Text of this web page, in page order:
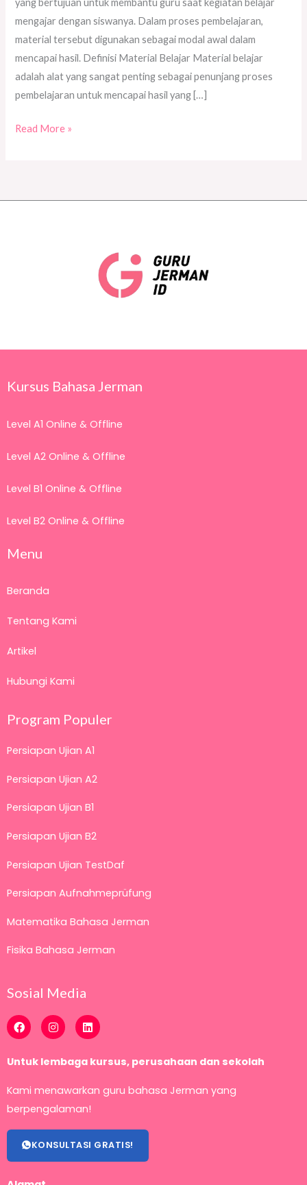
mengajar dengan siswanya. Dalam proses pembelajaran,
material tersebut digunakan sebagai modal awal dalam
mencapai hasil. Definisi Material Belajar Material belajar
adalah alat yang sangat penting sebagai penunjang proses
pembelajaran untuk mencapai hasil yang […]
Read More »
Kursus Bahasa Jerman
Level A1 Online & Offline
Level A2 Online & Offline
Level B1 Online & Offline
Level B2 Online & Offline
Menu
Beranda
Tentang Kami
Artikel
Hubungi Kami
Program Populer
Persiapan Ujian A1
Persiapan Ujian A2
Persiapan Ujian B1
Persiapan Ujian B2
Persiapan Ujian TestDaf
Persiapan Aufnahmeprüfung
Matematika Bahasa Jerman
Fisika Bahasa Jerman
Sosial Media
F
a
c
b
o
k
I
n
s
a
r
a
m
L
i
n
e
i
n
Untuk lembaga kursus, perusahaan dan sekolah
Kami menawarkan guru bahasa Jerman yang
berpengalaman!
KONSULTASI GRATIS!